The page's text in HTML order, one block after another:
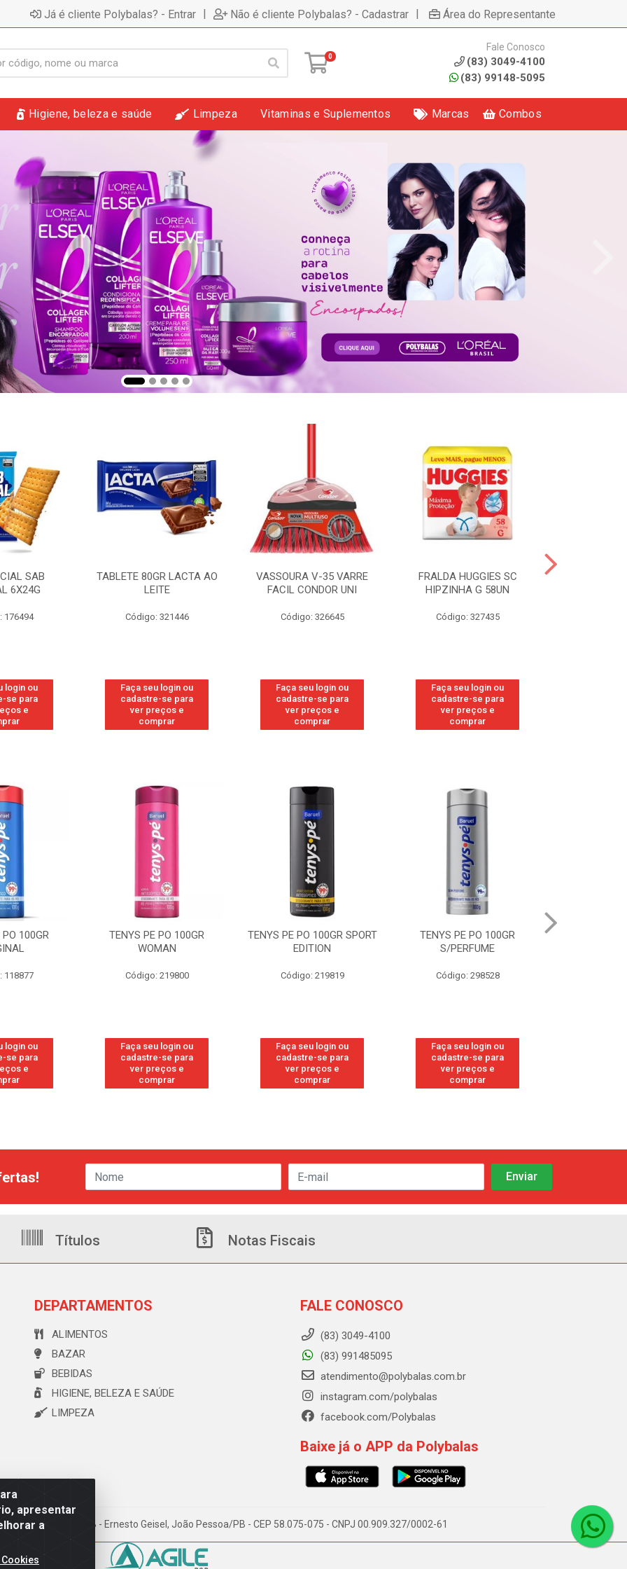
Já é cliente Polybalas? - Entrar | Não é cliente Polybalas? - Cadastrar | Área do Representante
0
Fale Conosco
(83) 3049-4100
(83) 99148-5095
Higiene, beleza e saúde Limpeza Vitaminas e Suplementos Marcas Combos
SAB
6X24G
176494
login ou
se para
e
TABLETE 80GR LACTA AO
LEITE
Código: 321446
Faça seu login ou
cadastre-se para
ver preços e
comprar
VASSOURA V-35 VARRE
FACIL CONDOR UNI
Código: 326645
Faça seu login ou
cadastre-se para
ver preços e
comprar
FRALDA HUGGIES SC
HIPZINHA G 58UN
Código: 327435
Faça seu login ou
cadastre-se para
ver preços e
comprar
100GR
118877
login ou
se para
e
TENYS PE PO 100GR
WOMAN
Código: 219800
Faça seu login ou
cadastre-se para
ver preços e
comprar
TENYS PE PO 100GR SPORT
EDITION
Código: 219819
Faça seu login ou
cadastre-se para
ver preços e
comprar
TENYS PE PO 100GR
S/PERFUME
Código: 298528
Faça seu login ou
cadastre-se para
ver preços e
comprar
apresentar
a
Títulos Notas Fiscais
DEPARTAMENTOS
ALIMENTOS
BAZAR
BEBIDAS
HIGIENE, BELEZA E SAÚDE
LIMPEZA
FALE CONOSCO
(83) 3049-4100
(83) 991485095
atendimento@polybalas.com.br
instagram.com/polybalas
facebook.com/Polybalas
Baixe já o APP da Polybalas
173 Galpão B - Ernesto Geisel, João Pessoa/PB - CEP 58.075-075 - CNPJ 00.909.327/0002-61